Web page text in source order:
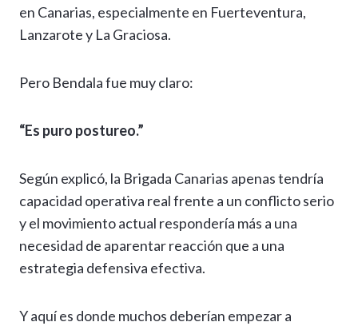
en Canarias, especialmente en Fuerteventura,
Lanzarote y La Graciosa.
Pero Bendala fue muy claro:
“Es puro postureo.”
Según explicó, la Brigada Canarias apenas tendría
capacidad operativa real frente a un conflicto serio
y el movimiento actual respondería más a una
necesidad de aparentar reacción que a una
estrategia defensiva efectiva.
Y aquí es donde muchos deberían empezar a